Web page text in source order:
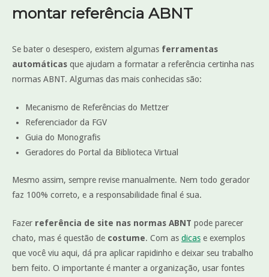
montar referência ABNT
Se bater o desespero, existem algumas ferramentas
automáticas que ajudam a formatar a referência certinha nas
normas ABNT. Algumas das mais conhecidas são:
Mecanismo de Referências do Mettzer
Referenciador da FGV
Guia do Monografis
Geradores do Portal da Biblioteca Virtual
Mesmo assim, sempre revise manualmente. Nem todo gerador
faz 100% correto, e a responsabilidade final é sua.
Fazer referência de site nas normas ABNT pode parecer
chato, mas é questão de costume. Com as dicas e exemplos
que você viu aqui, dá pra aplicar rapidinho e deixar seu trabalho
bem feito. O importante é manter a organização, usar fontes